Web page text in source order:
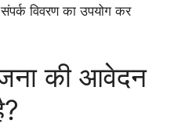
विवरण का उपयोग कर
की आवेदन